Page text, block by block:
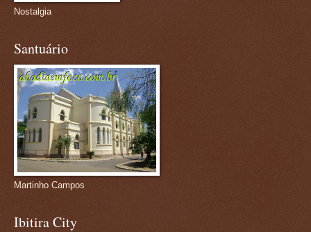
Nostalgia
Santuário
Martinho Campos
Ibitira City